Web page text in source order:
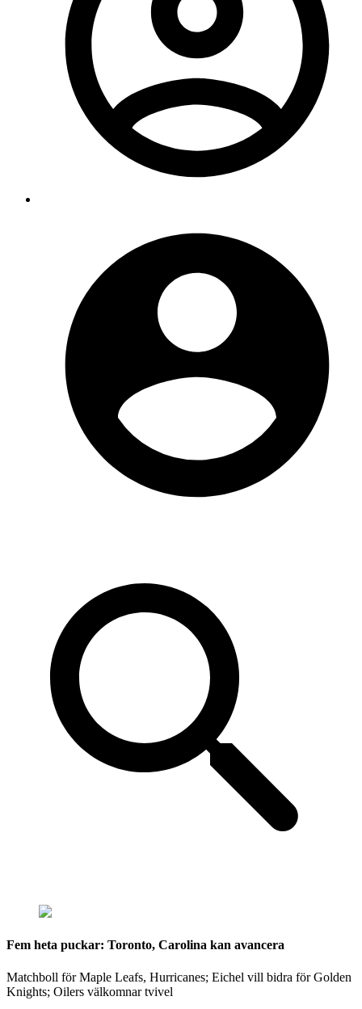
Fem heta puckar: Toronto, Carolina kan avancera
Matchboll för Maple Leafs, Hurricanes; Eichel vill bidra för Golden
Knights; Oilers välkomnar tvivel